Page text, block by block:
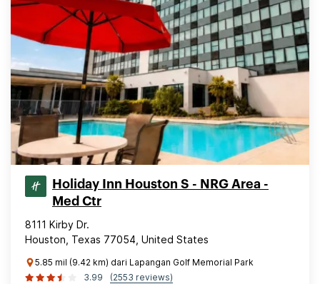
Holiday Inn Houston S - NRG Area -
Med Ctr
8111 Kirby Dr.
Houston, Texas 77054, United States
5.85 mil (9.42 km) dari Lapangan Golf Memorial Park
3.99
(2553 reviews)